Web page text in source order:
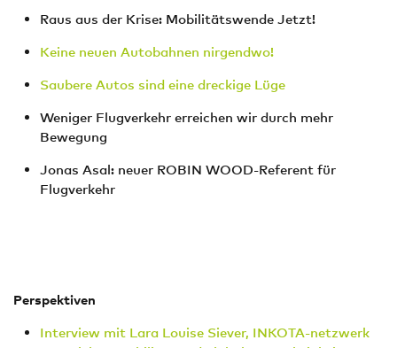
Raus aus der Krise: Mobilitätswende Jetzt!
Keine neuen Autobahnen nirgendwo!
Saubere Autos sind eine dreckige Lüge
Weniger Flugverkehr erreichen wir durch mehr
Bewegung
Jonas Asal: neuer ROBIN WOOD-Referent für
Flugverkehr
Perspektiven
Interview mit Lara Louise Siever, INKOTA-netzwerk